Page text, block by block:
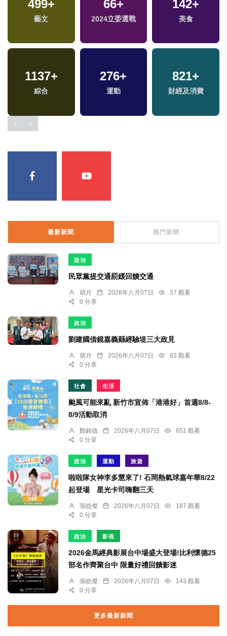
499+
藝文
66+
2024立委選戰
142+
美食
1137+
綜合
276+
運動
821+
財經及消費
3+
兩岸藝苑天地
134+
兩岸
26+
海峽論壇專區
28+
評論
25+
2024總統大選
4+
福建林公信俗文化專
最新新聞 熱門新聞
政治
民眾黨提交通罰鍰回饋交通
胡月 2026年八月07日
37 觀看
0 分享
政治
劉建國借鏡嘉義縣經驗堤三大政見
胡月 2026年八月07日
83 觀看
0 分享
社會 生活
颱風可能來亂 新竹市宣佈「港港好」首週8/8-
8/9活動取消
鄭銘德 2026年八月07日
651 觀看
0 分享
政治 運動 旅遊
啦啦隊女神李多慧來了! 石岡熱氣球嘉年華8/22
起登場 星光卡司嗨翻三天
張皓傑 2026年八月07日
187 觀看
0 分享
政治 影視
2026金馬經典影展台中場盛大登場!比利懷德25
部名作齊聚台中 限量好禮回饋影迷
張皓傑 2026年八月07日
143 觀看
0 分享
更多最新新聞